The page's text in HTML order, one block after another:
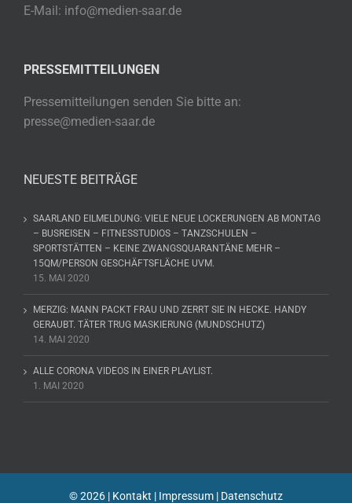
E-Mail: info@medien-saar.de
PRESSEMITTEILUNGEN
Pressemitteilungen senden Sie bitte an:
presse@medien-saar.de
NEUESTE BEITRÄGE
SAARLAND EILMELDUNG: VIELE NEUE LOCKERUNGEN AB MONTAG
– BUSREISEN – FITNESSTUDIOS – TANZSCHULEN –
SPORTSTÄTTEN – KEINE ZWANGSQUARANTÄNE MEHR –
15QM/PERSON GESCHÄFTSFLÄCHE UVM.
15. MAI 2020
MERZIG: MANN PACKT FRAU UND ZERRT SIE IN HECKE. HANDY
GERAUBT. TÄTER TRUG MASKIERUNG (MUNDSCHUTZ)
14. MAI 2020
ALLE CORONA VIDEOS IN EINER PLAYLIST.
1. MAI 2020
©2026 | Kontakt | Impressum | Datenschutz